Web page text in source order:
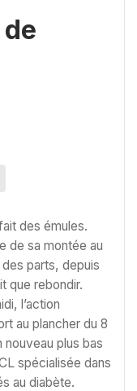
des émules.
de sa montée au
parts, depuis
que rebondir.
l’action
au plancher du 8
plus bas
spécialisée dans
au diabète.